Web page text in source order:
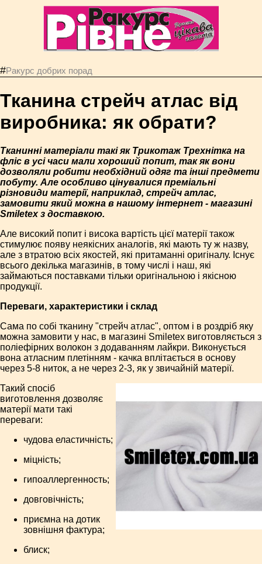
#Ракурс добрих порад
Тканина стрейч атлас від
виробника: як обрати?
Тканинні матеріали такі як Трикотаж Трехнітка на
фліс в усі часи мали хороший попит, так як вони
дозволяли робити необхідний одяг та інші предмети
побуту. Але особливо цінувалися преміальні
різновиди матерії, наприклад, стрейч атлас,
замовити який можна в нашому інтернет - магазині
Smiletex з доставкою.
Але високий попит і висока вартість цієї матерії також
стимулює появу неякісних аналогів, які мають ту ж назву,
але з втратою всіх якостей, які притаманні оригіналу. Існує
всього декілька магазинів, в тому числі і наш, які
займаються поставками тільки оригінальною і якісною
продукції.
Переваги, характеристики і склад
Сама по собі тканину "стрейч атлас", оптом і в роздріб яку
можна замовити у нас, в магазині Smiletex виготовляється з
поліефірних волокон з додаванням лайкри. Виконується
вона атласним плетінням - качка вплітається в основу
через 5-8 ниток, а не через 2-3, як у звичайній матерії.
Такий спосіб
виготовлення дозволяє
матерії мати такі
переваги:
чудова еластичність;
міцність;
гипоаллергенность;
довговічність;
приємна на дотик
зовнішня фактура;
блиск;